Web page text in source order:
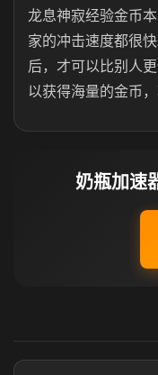
龙息神寂经验金币
家的冲击速度都很
后，才可以比别人
以获得海量的金币
奶瓶加速